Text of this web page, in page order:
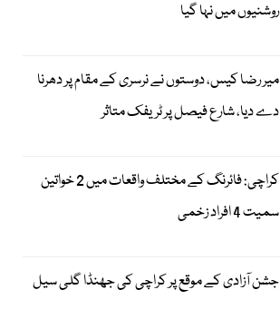
روشنیوں میں نہا گیا
میر رضا کیس، دوستوں نے نرسری کے مقام پر دھرنا
دے دیا، شارع فیصل پر ٹریفک متاثر
کراچی: فائرنگ کے مختلف واقعات میں 2 خواتین
سمیت 4 افراد زخمی
جشن آزادی کے موقع پر کراچی کی جھنڈا گلی سیل